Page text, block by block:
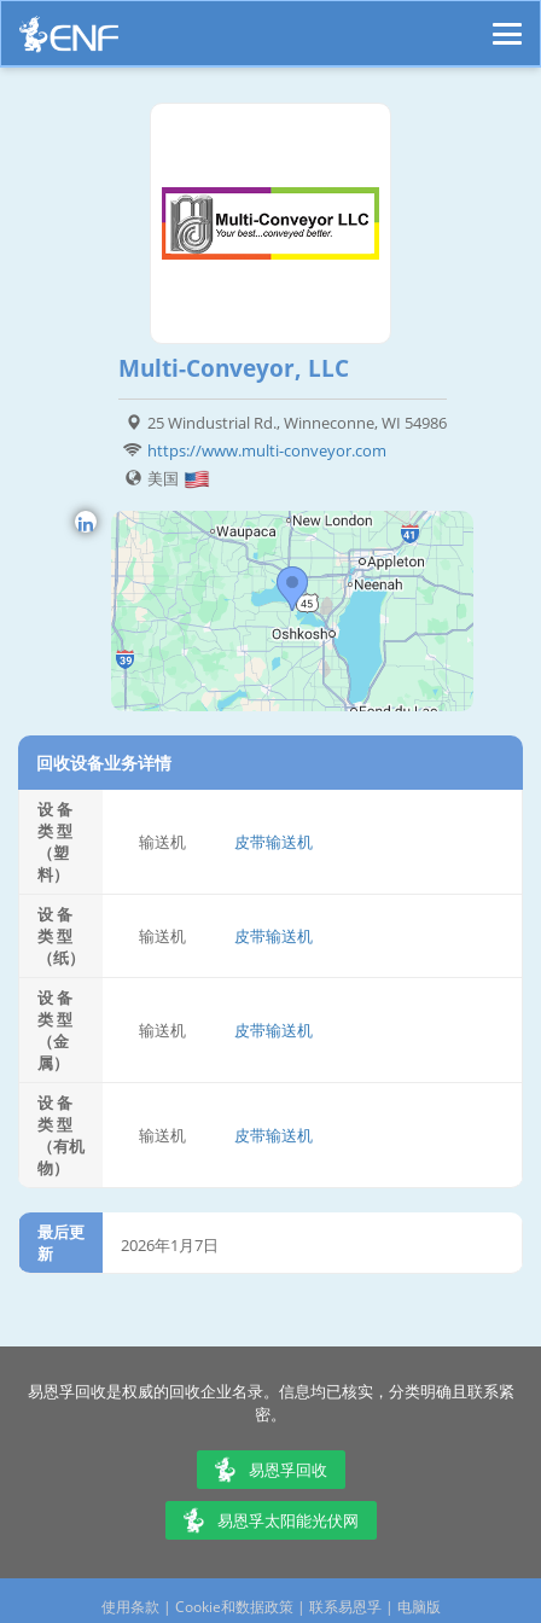
Multi-Conveyor, LLC
25 Windustrial Rd., Winneconne, WI 54986
https://www.multi-conveyor.com
美国
回收设备业务详情
设 备
类 型
（塑
料）
输送机 皮带输送机
设 备
类 型
（纸）
输送机 皮带输送机
设 备
类 型
（金
属）
输送机 皮带输送机
设 备
类 型
（有机
物）
输送机 皮带输送机
最后更
新
2026年1月7日
易恩孚回收是权威的回收企业名录。信息均已核实，分类明确且联系紧
密。
易恩孚回收
易恩孚太阳能光伏网
使用条款 | Cookie和数据政策| 联系易恩孚 | 电脑版